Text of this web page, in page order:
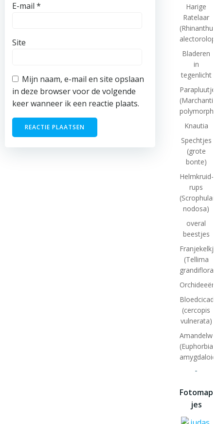
E-mail *
Site
Mijn naam, e-mail en site opslaan
in deze browser voor de volgende
keer wanneer ik een reactie plaats.
Harige
Ratelaar
(Rhinanthus
Bladeren
in
tegenlicht
(Marchantia
Knautia
Spechtjes
(grote
bonte)
Helmkruid-
rups
nodosa)
overal
beestjes
(Tellima
grandiflora)
Bloedcicade
(cercopis
vulnerata)
(Euphorbia
-
Fotomap
jes